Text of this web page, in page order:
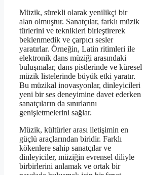
Müzik, sürekli olarak yenilikçi bir
alan olmuştur. Sanatçılar, farklı müzik
türlerini ve teknikleri birleştirerek
beklenmedik ve çarpıcı sesler
yaratırlar. Örneğin, Latin ritimleri ile
elektronik dans müziği arasındaki
buluşmalar, dans pistlerinde ve küresel
müzik listelerinde büyük etki yaratır.
Bu müzikal inovasyonlar, dinleyicileri
yeni bir ses deneyimine davet ederken
sanatçıların da sınırlarını
genişletmelerini sağlar.
Müzik, kültürler arası iletişimin en
güçlü araçlarından biridir. Farklı
kökenlere sahip sanatçılar ve
dinleyiciler, müziğin evrensel diliyle
birbirlerini anlamak ve ortak bir